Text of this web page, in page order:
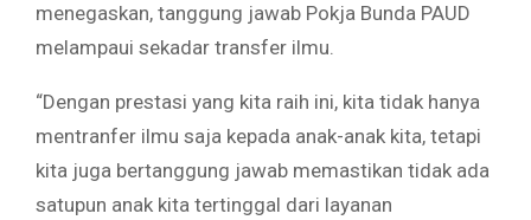
menegaskan, tanggung jawab Pokja Bunda PAUD
melampaui sekadar transfer ilmu.
​“Dengan prestasi yang kita raih ini, kita tidak hanya
mentranfer ilmu saja kepada anak-anak kita, tetapi
kita juga bertanggung jawab memastikan tidak ada
satupun anak kita tertinggal dari layanan